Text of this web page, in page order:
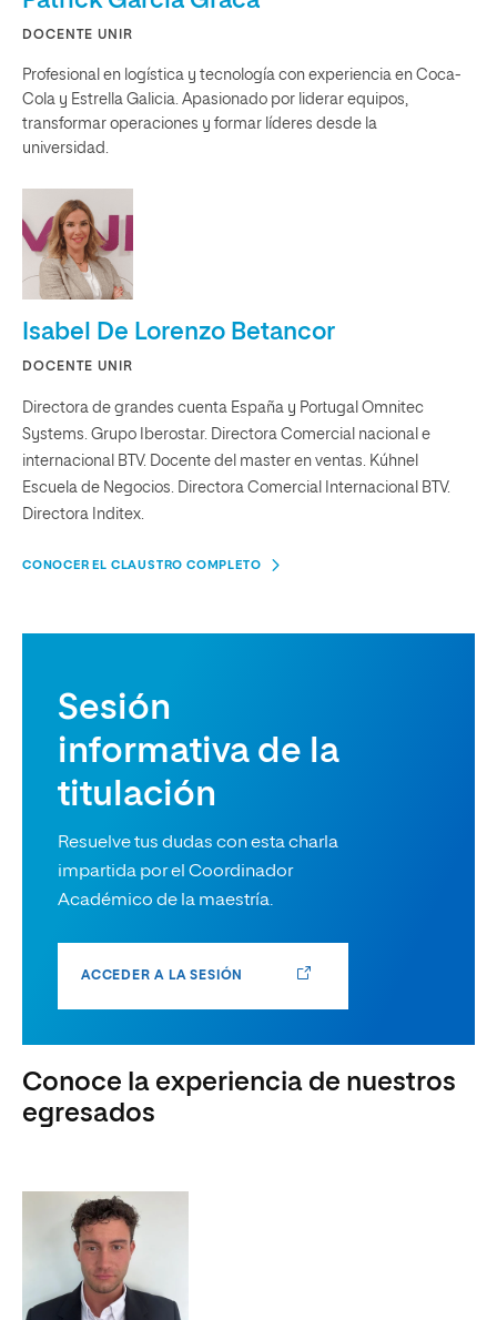
DOCENTE UNIR
Profesional en logística y tecnología con experiencia en Coca-
Cola y Estrella Galicia. Apasionado por liderar equipos,
transformar operaciones y formar líderes desde la
universidad.
Isabel De Lorenzo Betancor
DOCENTE UNIR
Directora de grandes cuenta España y Portugal Omnitec
Systems. Grupo Iberostar. Directora Comercial nacional e
internacional BTV. Docente del master en ventas. Kúhnel
Escuela de Negocios. Directora Comercial Internacional BTV.
Directora Inditex.
CONOCER EL CLAUSTRO COMPLETO
Sesión
informativa de la
titulación
Resuelve tus dudas con esta charla
impartida por el Coordinador
Académico de la maestría.
ACCEDER A LA SESIÓN
Conoce la experiencia de nuestros
egresados